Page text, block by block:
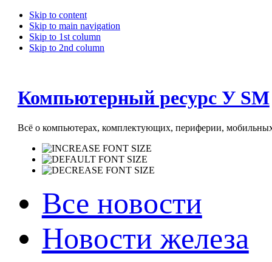
Skip to content
Skip to main navigation
Skip to 1st column
Skip to 2nd column
Компьютерный ресурс У SM
Всё о компьютерах, комплектующих, периферии, мобильных
Все новости
Новости железа